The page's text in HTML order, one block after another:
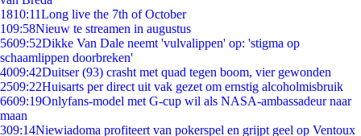
1810:11Long live the 7th of October
109:58Nieuw te streamen in augustus
5609:52Dikke Van Dale neemt 'vulvalippen' op: 'stigma op
schaamlippen doorbreken'
4009:42Duitser (93) crasht met quad tegen boom, vier gewonden
2509:22Huisarts per direct uit vak gezet om ernstig alcoholmisbruik
6609:19Onlyfans-model met G-cup wil als NASA-ambassadeur naar
maan
309:14Niewiadoma profiteert van pokerspel en grijpt geel op Ventoux